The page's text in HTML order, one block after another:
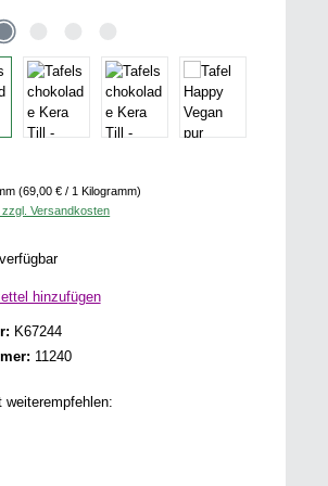
(69,00 € / 1 Kilogramm)
Versandkosten
hinzufügen
K67244
11240
weiterempfehlen: